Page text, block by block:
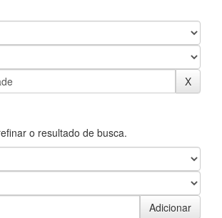
o resultado de busca.